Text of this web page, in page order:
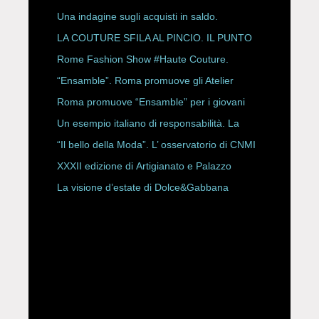
Una indagine sugli acquisti in saldo.
LA COUTURE SFILA AL PINCIO. IL PUNTO
CON ALESSANDRO ONORATO E
ROBERTA ANGELILLI
Rome Fashion Show #Haute Couture.
“Ensamble”. Roma promuove gli Atelier
Storici
Roma promuove “Ensamble” per i giovani
Un esempio italiano di responsabilità. La
Rete Slow Fiber
“Il bello della Moda”. L’ osservatorio di CNMI
XXXII edizione di Artigianato e Palazzo
La visione d’estate di Dolce&Gabbana